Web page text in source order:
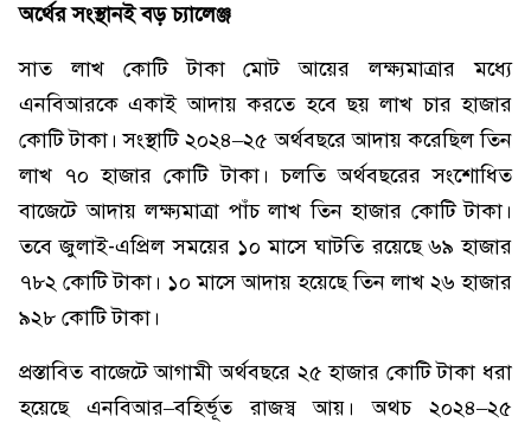
অর্থের সংস্থানই বড় চ্যালেঞ্জ
সাত লাখ কোটি টাকা মোট আয়ের লক্ষ্যমাত্রার মধ্যে
এনবিআরকে একাই আদায় করতে হবে ছয় লাখ চার হাজার
কোটি টাকা। সংস্থাটি ২০২৪–২৫ অর্থবছরে আদায় করেছিল তিন
লাখ ৭০ হাজার কোটি টাকা। চলতি অর্থবছরের সংশোধিত
বাজেটে আদায় লক্ষ্যমাত্রা পাঁচ লাখ তিন হাজার কোটি টাকা।
তবে জুলাই-এপ্রিল সময়ের ১০ মাসে ঘাটতি রয়েছে ৬৯ হাজার
৭৮২ কোটি টাকা। ১০ মাসে আদায় হয়েছে তিন লাখ ২৬ হাজার
৯২৮ কোটি টাকা।
প্রস্তাবিত বাজেটে আগামী অর্থবছরে ২৫ হাজার কোটি টাকা ধরা
হয়েছে এনবিআর–বহির্ভূত রাজস্ব আয়। অথচ ২০২৪–২৫